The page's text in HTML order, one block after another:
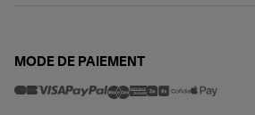
MODE DE PAIEMENT